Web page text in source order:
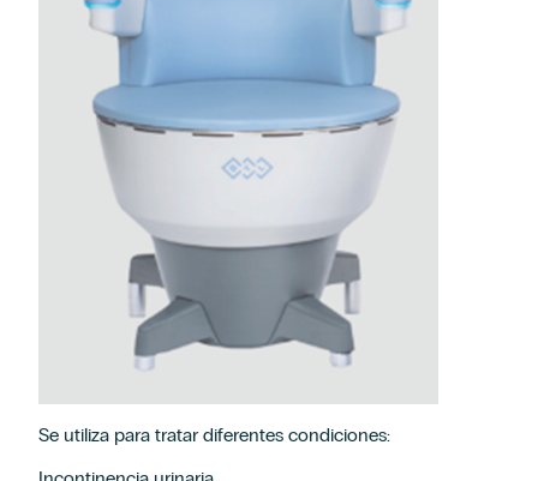
Se utiliza para tratar diferentes condiciones: